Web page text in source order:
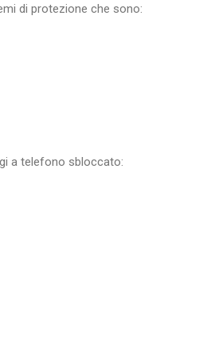
di protezione che sono:
a telefono sbloccato: